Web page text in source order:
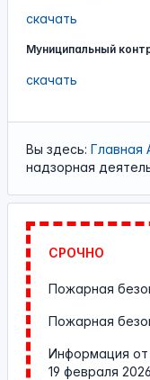
скачать
Муниципальный
скачать
Вы здесь: Главная
надзорная
СРОЧНО
Пожарная
Пожарная
Информация от
19 февраля